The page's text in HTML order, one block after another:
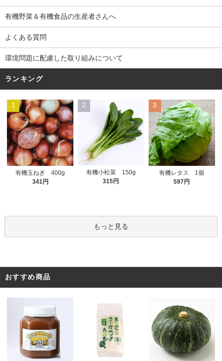
有機野菜＆有機食品の生産者さんへ
よくある質問
環境問題に配慮した取り組みについて
ランキング
1
有機玉ねぎ 400g
341円
2
有機小松菜 150g
315円
3
有機レタス 1個
597円
もっと見る
おすすめ商品